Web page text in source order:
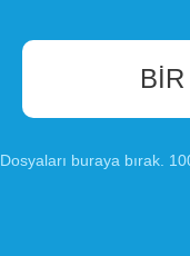
Dosyaları buraya bırak.